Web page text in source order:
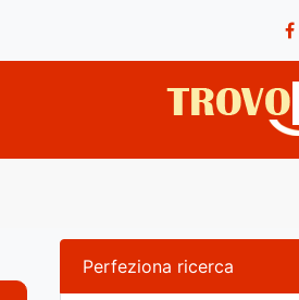
Perfeziona ricerca